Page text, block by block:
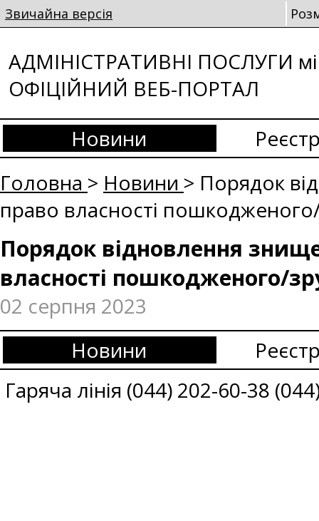
Звичайна версія
АДМІНІСТРАТИВНІ ПОСЛУГИ
ОФІЦІЙНИЙ ВЕБ-ПОРТАЛ
Новини
Головна > Новини > Порядок
право власності
Порядок відновлення
власності пошкодженого/
02 серпня 2023
Новини
Гаряча лінія (044) 202-60-38